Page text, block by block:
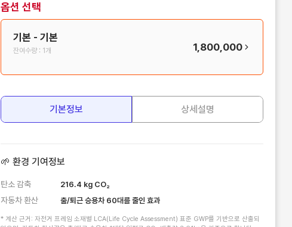
옵션 선택
기본 - 기본
잔여수량 : 1개 1,800,000
기본정보 상세설명
🌱 환경 기여정보
탄소 감축 216.4 kg CO₂
자동차 환산 출/퇴근 승용차 60대를 줄인 효과
* 계산 근거: 자전거 프레임 소재별 LCA(Life Cycle Assessment) 표준 GWP를 기반으로 산출되